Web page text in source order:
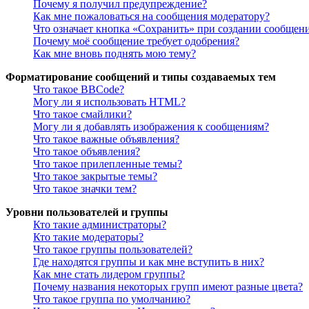
Почему я получил предупреждение?
Как мне пожаловаться на сообщения модератору?
Что означает кнопка «Сохранить» при создании
Почему моё сообщение требует одобрения?
Как мне вновь поднять мою тему?
Форматирование сообщений и типы создаваемых тем
Что такое BBCode?
Могу ли я использовать HTML?
Что такое смайлики?
Могу ли я добавлять изображения к сообщениям?
Что такое важные объявления?
Что такое объявления?
Что такое прилепленные темы?
Что такое закрытые темы?
Что такое значки тем?
Уровни пользователей и группы
Кто такие администраторы?
Кто такие модераторы?
Что такое группы пользователей?
Где находятся группы и как мне вступить в них?
Как мне стать лидером группы?
Почему названия некоторых групп имеют разные цвета?
Что такое группа по умолчанию?